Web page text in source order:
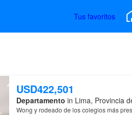
Tus favoritos
USD422,501
Departamento in Lima, Provincia
Wong y rodeado de los colegios más